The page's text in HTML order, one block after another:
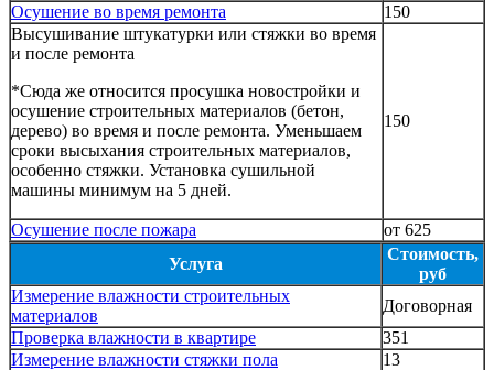
Осушение во время ремонта
150
Высушивание штукатурки или стяжки во время
и после ремонта
*Сюда же относится просушка новостройки и
осушение строительных материалов (бетон,
дерево) во время и после ремонта. Уменьшаем
сроки высыхания строительных материалов,
особенно стяжки. Установка сушильной
машины минимум на 5 дней.
150
Осушение после пожара
от 625
Услуга
Стоимость,
руб
Измерение влажности строительных
материалов
Договорная
Проверка влажности в квартире
351
Измерение влажности стяжки пола
13